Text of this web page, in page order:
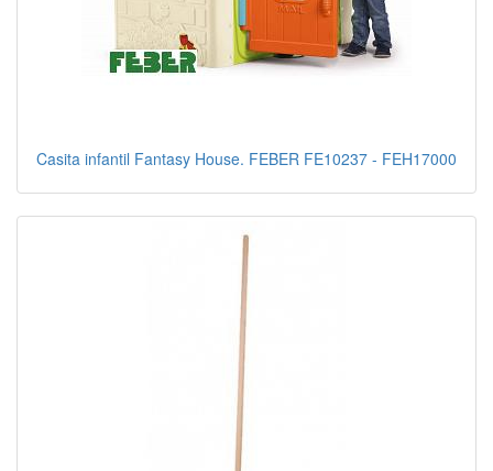
Casita infantil Fantasy House. FEBER FE10237 - FEH17000